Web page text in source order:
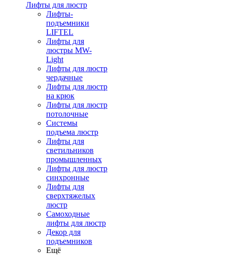
Лифты для люстр
Лифты-
подъемники
LIFTEL
Лифты для
люстры MW-
Light
Лифты для люстр
чердачные
Лифты для люстр
на крюк
Лифты для люстр
потолочные
Системы
подъема люстр
Лифты для
светильников
промышленных
Лифты для люстр
синхронные
Лифты для
сверхтяжелых
люстр
Самоходные
лифты для люстр
Декор для
подъемников
Ещё